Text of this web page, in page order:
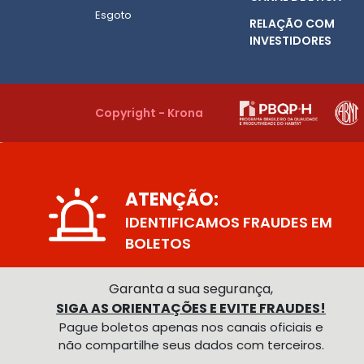
Esgoto
RELAÇÃO COM
INVESTIDORES
Copyright - Krona
ATENÇÃO:
IDENTIFICAMOS FRAUDES EM
BOLETOS
Garanta a sua segurança,
SIGA AS ORIENTAÇÕES E EVITE FRAUDES!
Pague boletos apenas nos canais oficiais e
não compartilhe seus dados com terceiros.